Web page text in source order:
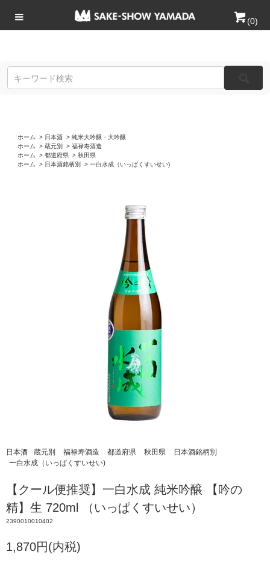
(0)
ホーム > 日本酒 > 純米大吟醸・大吟醸
ホーム
> 蔵元別 > 福禄寿酒造
ホーム
> 都道府県 > 秋田県
ホーム
> 日本酒銘柄別 > 一白水成（いっぱくすいせい)
日本酒 蔵元別 福禄寿酒造 都道府県 秋田県
日本酒銘柄別
一白水成（いっぱくすいせい)
【クール便推奨】一白水成 純米吟醸 【吟の
精】生 720ml （いっぱくすいせい）
2390010010402
1,870円(内税)